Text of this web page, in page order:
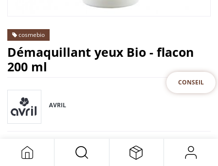
CONSEIL
cosmebio
Démaquillant yeux Bio - flacon
200 ml
AVRIL
Cet article n'est plus disponible.